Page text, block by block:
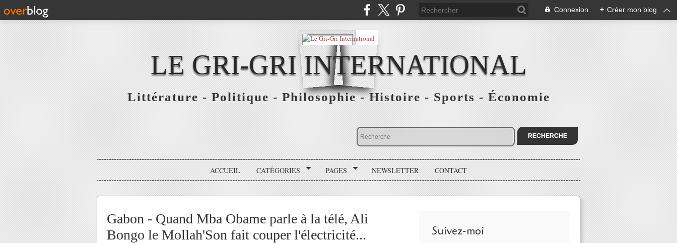
Connexion + Créer mon blog
LE GRI-GRI INTERNATIONAL
Littérature - Politique - Philosophie - Histoire - Sports - Économie
ACCUEIL CATÉGORIES PAGES NEWSLETTER CONTACT
Gabon - Quand Mba Obame parle à la télé, Ali
Bongo le Mollah'Son fait couper l'électricité...
Suivez-moi